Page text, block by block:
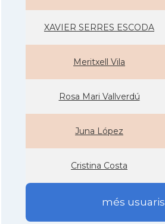
XAVIER SERRES ESCODA
Meritxell Vila
Rosa Mari Vallverdú
Juna López
Cristina Costa
més usuaris